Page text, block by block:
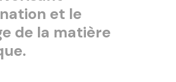
et le
de la matière